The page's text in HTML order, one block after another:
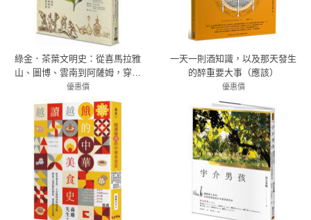
綠金．茶葉文明史：從喜馬拉雅
山、圖博、雲南到阿薩姆，穿梭
帝國談判桌與茶農辛勤間，轉動
現代工業、經貿發展與醫療應用
齒輪的隱形推手
優惠價
79折 435元
一天一則酒知識，以及那天發生
的醉重要大事（應該）
優惠價
66折 251元